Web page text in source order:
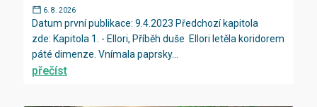
6. 8. 2026
Datum první publikace: 9.4.2023 Předchozí kapitola
zde: Kapitola 1. - Ellori, Příběh duše Ellori letěla koridorem
páté dimenze. Vnímala paprsky...
přečíst